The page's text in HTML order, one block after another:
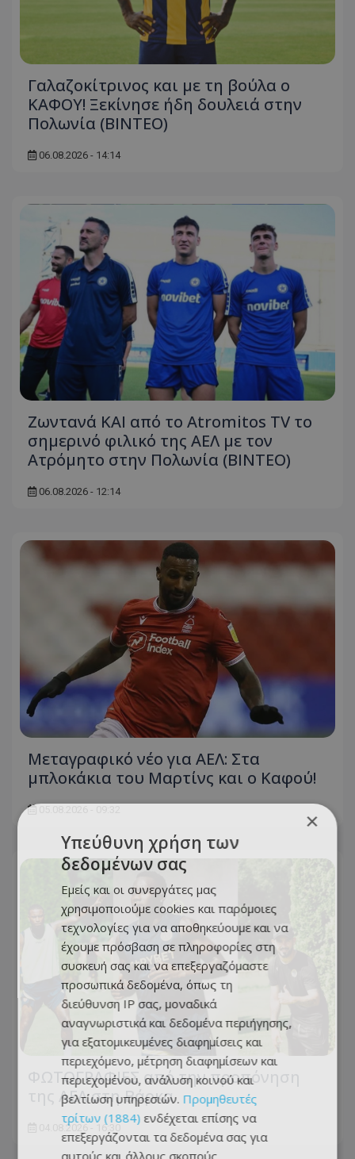
Γαλαζοκίτρινος και με τη βούλα ο
ΚΑΦΟΥ! Ξεκίνησε ήδη δουλειά στην
Πολωνία (ΒΙΝΤΕΟ)
06.08.2026 - 14:14
Ζωντανά ΚΑΙ από το Atromitos TV το
σημερινό φιλικό της ΑΕΛ με τον
Ατρόμητο στην Πολωνία (ΒΙΝΤΕΟ)
06.08.2026 - 12:14
Μεταγραφικό νέο για ΑΕΛ: Στα
μπλοκάκια του Μαρτίνς και ο Καφού!
ΦΩΤΟΓΡΑΦΙΕΣ από την προπόνηση
της ΑΕΛ στη Βάρκα
04.08.2026 - 16:30
×
Υπεύθυνη χρήση των
δεδομένων σας
Εμείς και οι συνεργάτες μας
χρησιμοποιούμε cookies και παρόμοιες
τεχνολογίες για να αποθηκεύουμε και να
έχουμε πρόσβαση σε πληροφορίες στη
συσκευή σας και να επεξεργαζόμαστε
προσωπικά δεδομένα, όπως τη
διεύθυνση IP σας, μοναδικά
αναγνωριστικά και δεδομένα περιήγησης,
για εξατομικευμένες διαφημίσεις και
περιεχόμενο, μέτρηση διαφημίσεων και
περιεχομένου, ανάλυση κοινού και
βελτίωση υπηρεσιών. Προμηθευτές
τρίτων (1884) ενδέχεται επίσης να
επεξεργάζονται τα δεδομένα σας για
αυτούς και άλλους σκοπούς,